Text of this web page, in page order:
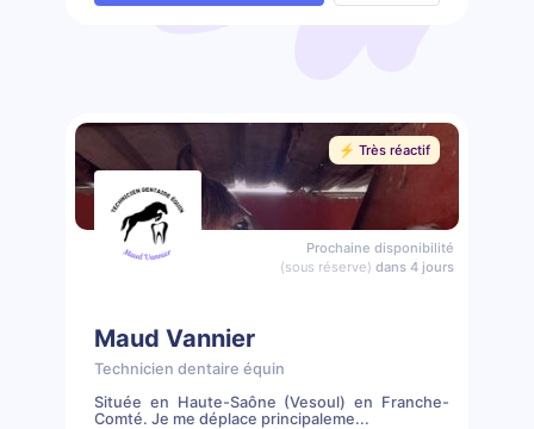
⚡️ Très réactif
Prochaine disponibilité
(sous réserve) dans 4 jours
Maud Vannier
Technicien dentaire équin
Située en Haute-Saône (Vesoul) en Franche-
Comté. Je me déplace principaleme...